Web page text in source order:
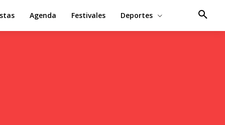
Agenda Festivales Deportes